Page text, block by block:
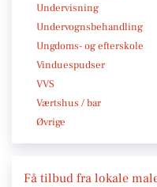
Undervisning
Undervognsbehandling
Ungdoms- og efterskole
Vinduespudser
VVS
Værtshus / bar
Øvrige
Få tilbud fra lokale